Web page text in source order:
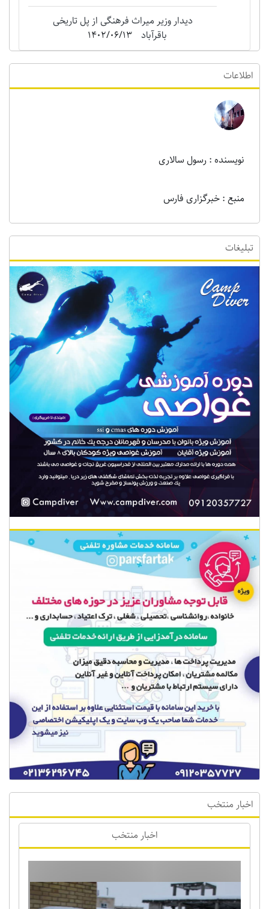
دیدار وزیر میراث فرهنگی از پل تاریخی
باقرآباد
1402/06/13
اطلاعات
نویسنده : رسول سالاری
منبع : خبرگزاری فارس
تبلیغات
اخبار منتخب
اخبار منتخب